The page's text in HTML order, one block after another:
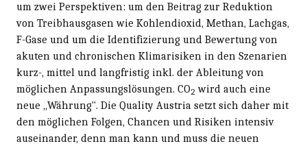
um zwei Perspektiven: um den Beitrag zur Reduktion
von Treibhausgasen wie Kohlendioxid, Methan, Lachgas,
F-Gase und um die Identifizierung und Bewertung von
akuten und chronischen Klimarisiken in den Szenarien
kurz-, mittel und langfristig inkl. der Ableitung von
möglichen Anpassungslösungen. CO2 wird auch eine
neue „Währung". Die Quality Austria setzt sich daher mit
den möglichen Folgen, Chancen und Risiken intensiv
auseinander, denn man kann und muss die neuen